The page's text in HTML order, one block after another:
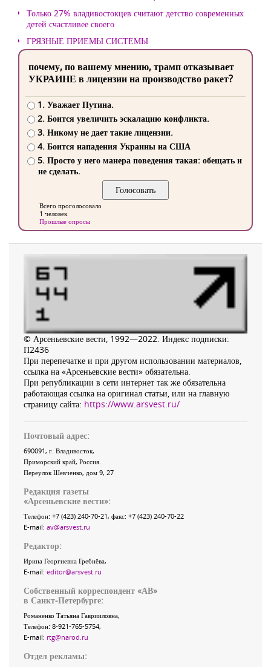
Только 27% владивостокцев считают детство современных
детей счастливее своего
ГРЯЗНЫЕ ПРИЕМЫ СИСТЕМЫ
почему, по вашему мнению, трамп отказывает
УКРАИНЕ в лицензии на производство ракет?
1. Уважает Путина.
2. Боится увеличить эскалацию конфликта.
3. Никому не дает такие лицензии.
4. Боится нападения Украины на США
5. Просто у него манера поведения такая: обещать и
не сделать.
Всего проголосовало
1 человек
Прошлые опросы
© Арсеньевские вести, 1992—2022. Индекс подписки:
П2436
При перепечатке и при другом использовании материалов,
ссылка на «Арсеньевские вести» обязательна.
При републикации в сети интернет так же обязательна
работающая ссылка на оригинал статьи, или на главную
страницу сайта: https://www.arsvest.ru/
Почтовый адрес:
690091, г. Владивосток,
Приморский край, Россия
Переулок Шевченко, дом 9, 27
Редакция газеты
«Арсеньевские вести»:
Телефон: +7 (423) 240-70-21, факс: +7 (423) 240-70-22
E-mail: av@arsvest.ru
Редактор:
Ирина Георгиевна Гребнёва,
E-mail: editor@arsvest.ru
Собственный корреспондент «АВ»
в Санкт-Петербурге:
Романенко Татьяна Гаврииловна,
Телефон: 8-921-765-5754,
E-mail: rtg@narod.ru
Отдел рекламы: